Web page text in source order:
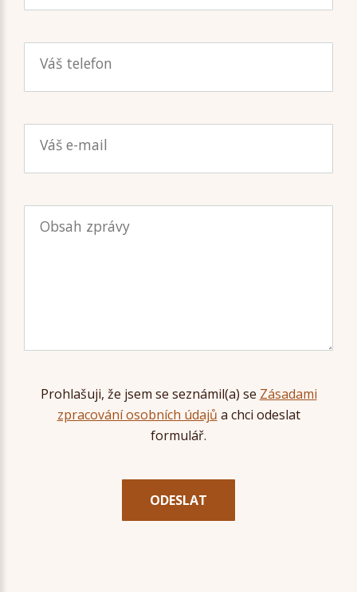
Váš telefon
Váš e-mail
Obsah zprávy
Prohlašuji, že jsem se seznámil(a) se Zásadami
zpracování osobních údajů a chci odeslat
formulář.
ODESLAT